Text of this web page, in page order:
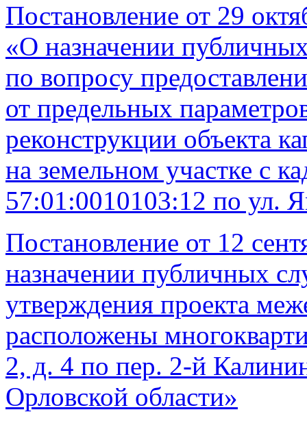
Постановление от 29
«О назначении
по вопросу
от предельных
реконструкции объекта
на земельном участке с
57:01:0010103:12 по ул.
Постановление от 12
назначении публичных
утверждения проекта
расположены
2, д. 4 по пер. 2-й
Орловской области»